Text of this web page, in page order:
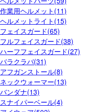
作業用ヘルメット(11)
ヘルメットライト(15)
フェイスガード(65)
フルフェイスガード(38)
ハーフフェイスガード(27)
バラクラバ(31)
アフガンストール(8)
ネックウォーマー(13)
バンダナ(13)
スナイパーベール(4)